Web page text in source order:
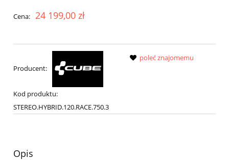
Cena: 24 199,00 zł
Producent:
Kod produktu:
STEREO.HYBRID.120.RACE.750.3
poleć znajomemu
Opis